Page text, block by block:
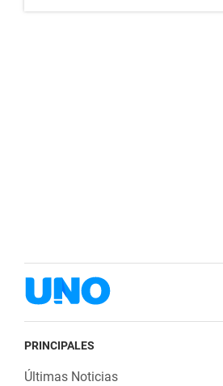
PRINCIPALES
Últimas Noticias